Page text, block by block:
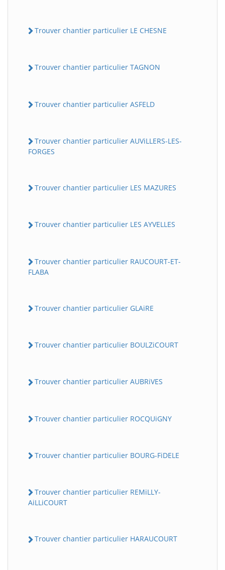
Trouver chantier particulier LE CHESNE
Trouver chantier particulier TAGNON
Trouver chantier particulier ASFELD
Trouver chantier particulier AUViLLERS-LES-
FORGES
Trouver chantier particulier LES MAZURES
Trouver chantier particulier LES AYVELLES
Trouver chantier particulier RAUCOURT-ET-
FLABA
Trouver chantier particulier GLAiRE
Trouver chantier particulier BOULZiCOURT
Trouver chantier particulier AUBRiVES
Trouver chantier particulier ROCQUiGNY
Trouver chantier particulier BOURG-FiDELE
Trouver chantier particulier REMiLLY-
AiLLiCOURT
Trouver chantier particulier HARAUCOURT